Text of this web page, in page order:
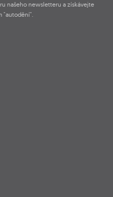
našeho newsletteru a získávejte
"autodění".